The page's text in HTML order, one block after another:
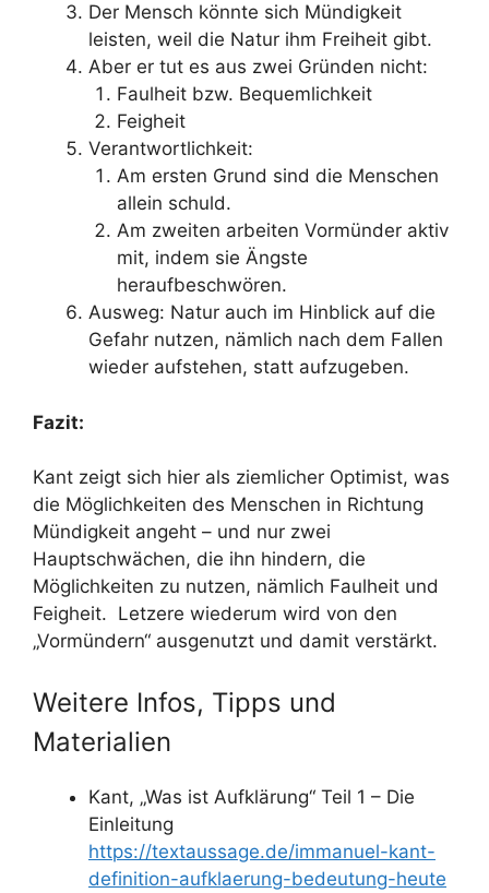
Der Mensch könnte sich Mündigkeit
leisten, weil die Natur ihm Freiheit gibt.
Aber er tut es aus zwei Gründen nicht:
Faulheit bzw. Bequemlichkeit
Feigheit
Verantwortlichkeit:
Am ersten Grund sind die Menschen
allein schuld.
Am zweiten arbeiten Vormünder aktiv
mit, indem sie Ängste
heraufbeschwören.
Ausweg: Natur auch im Hinblick auf die
Gefahr nutzen, nämlich nach dem Fallen
wieder aufstehen, statt aufzugeben.
Fazit:
Kant zeigt sich hier als ziemlicher Optimist, was
die Möglichkeiten des Menschen in Richtung
Mündigkeit angeht – und nur zwei
Hauptschwächen, die ihn hindern, die
Möglichkeiten zu nutzen, nämlich Faulheit und
Feigheit. Letzere wiederum wird von den
„Vormündern“ ausgenutzt und damit verstärkt.
Weitere Infos, Tipps und
Materialien
Kant, „Was ist Aufklärung“ Teil 1 – Die
Einleitung
https://textaussage.de/immanuel-kant-
definition-aufklaerung-bedeutung-heute